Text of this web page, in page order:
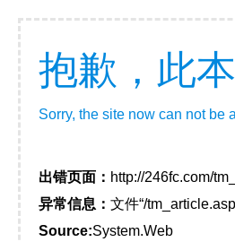
抱歉，此
Sorry, the site now can not be
出错页面： http://246fc.com/
异常信息： 文件“/
Source:System.Web